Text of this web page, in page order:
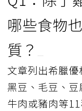
哪些食物
質？
文章列出希臘
黑豆、毛豆、
牛肉或豬肉等